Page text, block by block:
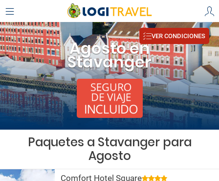
Agosto en
Stavanger
VER CONDICIONES
Paquetes a Stavanger para
Agosto
Comfort Hotel Square